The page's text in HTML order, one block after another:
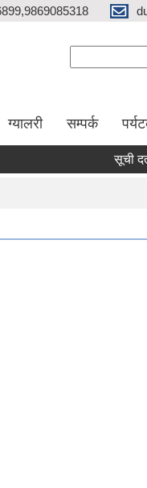
ग्यालरी सम्पर्क
सूची दर्ता गर्ने